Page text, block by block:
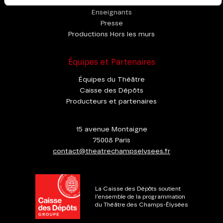
Enseignants
Presse
Productions Hors les murs
Équipes et Partenaires
Équipes du Théâtre
Caisse des Dépôts
Producteurs et partenaires
15 avenue Montaigne
75008 Paris
contact@theatrechampselysees.fr
La Caisse des Dépôts soutient
l'ensemble de la programmation
du Théâtre des Champs-Élysées